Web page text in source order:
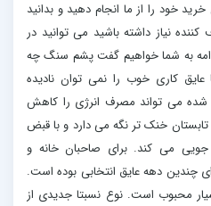
خود را از ما انجام دهید و بدانید
نیاز داشته باشید می توانید در
به شما خواهیم گفت پشم سنگ چه
کاری خوب را نمی توان نادیده
می تواند مصرف انرژی را کاهش
خنک تر نگه می دارد و با قبض
می کند. برای صاحبان خانه و
چندین دهه عایق انتخابی بوده است.
محبوب است. نوع نسبتا جدیدی از